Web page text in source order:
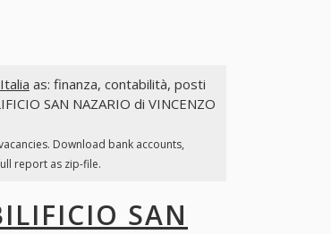
as: finanza, contabilità, posti
SAN NAZARIO di VINCENZO
Download bank accounts,
report as zip-file.
SAN